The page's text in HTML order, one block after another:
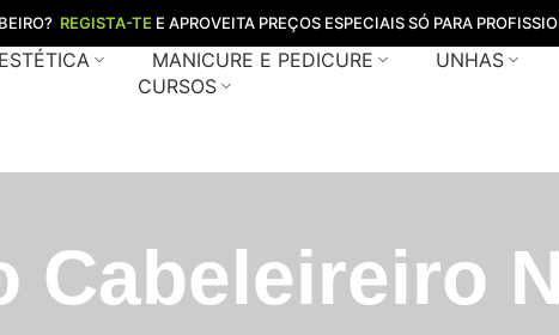
REGISTA-TE E APROVEITA PREÇOS ESPECIAIS SÓ PARA
ESTÉTICA MANICURE E PEDICURE UNHAS
CURSOS
Cabeleireiro